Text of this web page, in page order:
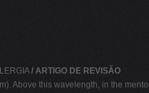
/ ARTIGO DE REVISÃO
Above this wavelength, in the